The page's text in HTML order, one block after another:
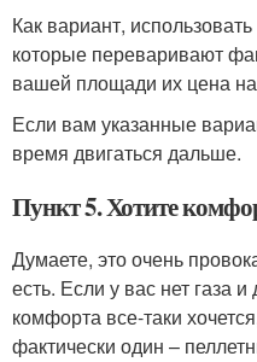
Как вариант,
которые переваривают
вашей площади их цена
Если вам указанные
время двигаться дальше.
Пункт 5. Хотите
Думаете, это очень
есть. Если у вас нет газа
комфорта все-таки
фактически один –